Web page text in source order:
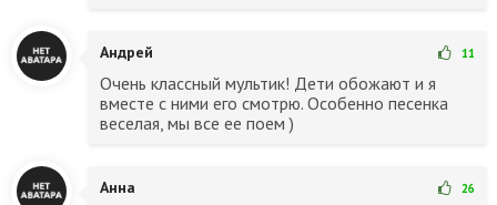
Андрей 11
Очень классный мультик! Дети обожают и я
вместе с ними его смотрю. Особенно песенка
веселая, мы все ее поем )
Анна 26